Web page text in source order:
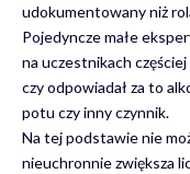
udokumentowany niż
Pojedyncze małe
na uczestnikach
czy odpowiadał za to
potu czy inny czynnik.
Na tej podstawie nie
nieuchronnie zwiększa